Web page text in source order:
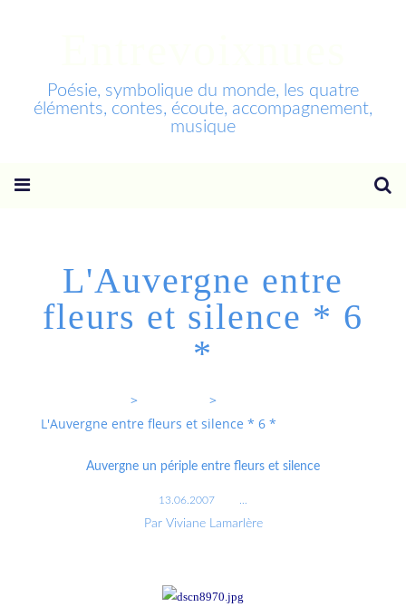
Poésie, symbolique du monde, les quatre
éléments, contes, écoute, accompagnement,
musique
L'Auvergne entre
fleurs et silence * 6
*
>
>
L'Auvergne entre fleurs et silence * 6 *
Auvergne un périple entre fleurs et silence
13.06.2007
Par Viviane Lamarlère